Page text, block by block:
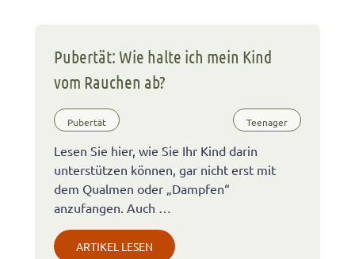
Pubertät: Wie halte ich mein Kind
vom Rauchen ab?
Pubertät Teenager
Lesen Sie hier, wie Sie Ihr Kind darin
unterstützen können, gar nicht erst mit
dem Qualmen oder „Dampfen“
anzufangen. Auch …
ARTIKEL LESEN